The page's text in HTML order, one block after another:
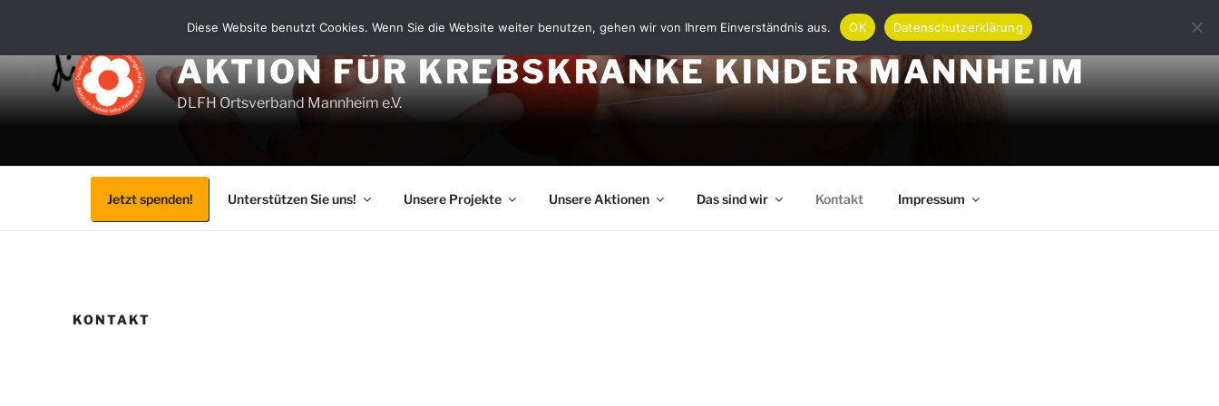
springen
AKTION FÜR KREBSKRANKE KINDER MANNHEIM
DLFH Ortsverband Mannheim e.V.
Jetzt spenden! Unterstützen Sie uns! Unsere Projekte Unsere Aktionen Das sind wir Kontakt Impressum
KONTAKT
Diese Website benutzt Cookies. Wenn Sie die Website weiter benutzen, gehen wir von Ihrem Einverständnis aus. OK Datenschutzerklärung